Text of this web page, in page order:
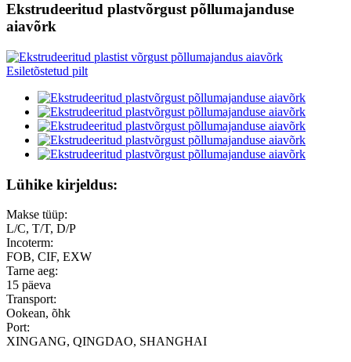
Ekstrudeeritud plastvõrgust põllumajanduse
aiavõrk
Lühike kirjeldus:
Makse tüüp:
L/C, T/T, D/P
Incoterm:
FOB, CIF, EXW
Tarne aeg:
15 päeva
Transport:
Ookean, õhk
Port:
XINGANG, QINGDAO, SHANGHAI